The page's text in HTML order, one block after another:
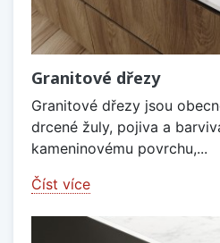
Granitové dřezy
Granitové dřezy jsou
drcené žuly, pojiva a
kameninovému povrchu,...
Číst více